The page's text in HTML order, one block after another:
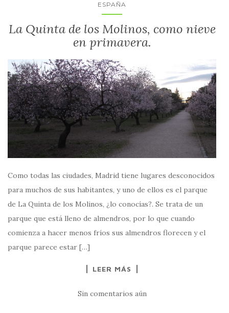
ESPAÑA
La Quinta de los Molinos, como nieve
en primavera.
Como todas las ciudades, Madrid tiene lugares desconocidos
para muchos de sus habitantes, y uno de ellos es el parque
de La Quinta de los Molinos, ¿lo conocías?. Se trata de un
parque que está lleno de almendros, por lo que cuando
comienza a hacer menos fríos sus almendros florecen y el
parque parece estar […]
LEER MÁS
Sin comentarios aún